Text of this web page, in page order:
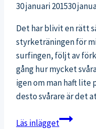
30 januari 201530
Det har blivit en rätt
styrketräningen för
surfingen, följt av
gång hur mycket
igen om man haft lite
desto svårare är det
Läs inlägget